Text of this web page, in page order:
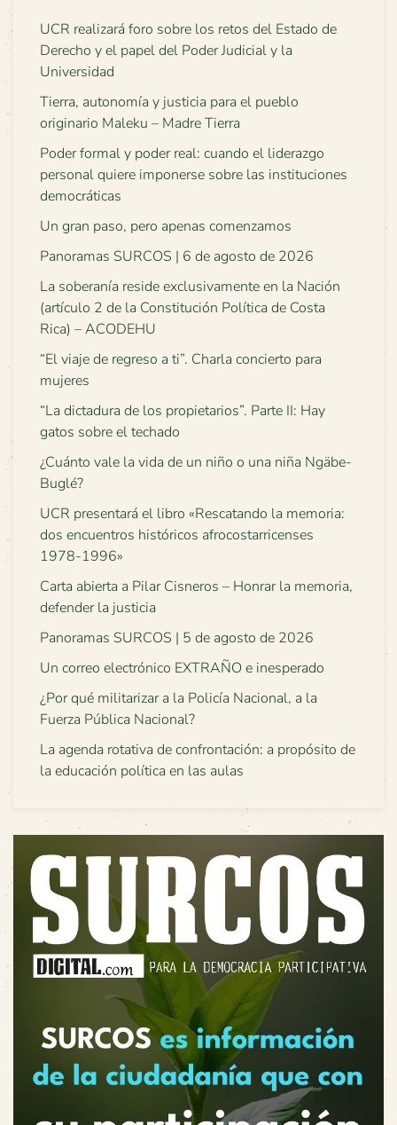
UCR realizará foro sobre los retos del Estado de
Derecho y el papel del Poder Judicial y la
Universidad
Tierra, autonomía y justicia para el pueblo
originario Maleku – Madre Tierra
Poder formal y poder real: cuando el liderazgo
personal quiere imponerse sobre las instituciones
democráticas
Un gran paso, pero apenas comenzamos
Panoramas SURCOS | 6 de agosto de 2026
La soberanía reside exclusivamente en la Nación
(artículo 2 de la Constitución Política de Costa
Rica) – ACODEHU
“El viaje de regreso a ti”. Charla concierto para
mujeres
“La dictadura de los propietarios”. Parte II: Hay
gatos sobre el techado
¿Cuánto vale la vida de un niño o una niña Ngäbe-
Buglé?
UCR presentará el libro «Rescatando la memoria:
dos encuentros históricos afrocostarricenses
1978-1996»
Carta abierta a Pilar Cisneros – Honrar la memoria,
defender la justicia
Panoramas SURCOS | 5 de agosto de 2026
Un correo electrónico EXTRAÑO e inesperado
¿Por qué militarizar a la Policía Nacional, a la
Fuerza Pública Nacional?
La agenda rotativa de confrontación: a propósito de
la educación política en las aulas